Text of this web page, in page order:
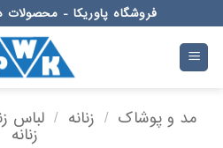
to
content
فروشگاه پاوریکا -
مد و پوشاک / زنانه / لباس
زنانه